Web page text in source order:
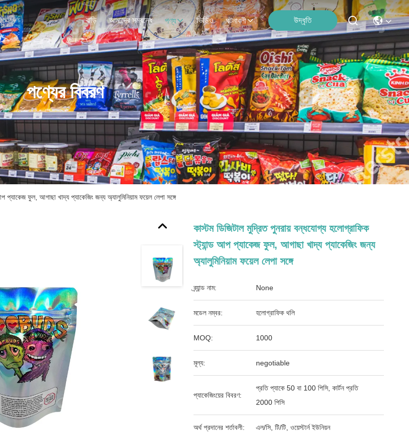
বাড়ি আমাদের সম্বন্ধে পণ্য ভিডিও ঘটনাবলী উদ্ধৃতি
পণ্যের বিবরণ
প্যাকেজ ফুল, আগাছা খাদ্য প্যাকেজিং জন্য অ্যালুমিনিয়াম ফয়েল লেপা সঙ্গে
কাস্টম ডিজিটাল মুদ্রিত পুনরায় বন্ধযোগ্য হলোগ্রাফিক
স্ট্যান্ড আপ প্যাকেজ ফুল, আগাছা খাদ্য প্যাকেজিং জন্য
অ্যালুমিনিয়াম ফয়েল লেপা সঙ্গে
ব্র্যান্ড নাম: None
মডেল নম্বর: হলোগ্রাফিক থলি
MOQ: 1000
মূল্য: negotiable
প্যাকেজিংয়ের বিবরণ:
প্রতি প্যাকে 50 বা 100 পিসি, কার্টন প্রতি
2000 পিসি
অর্থ প্রদানের শর্তাবলী: এল/সি, টি/টি, ওয়েস্টার্ন ইউনিয়ন